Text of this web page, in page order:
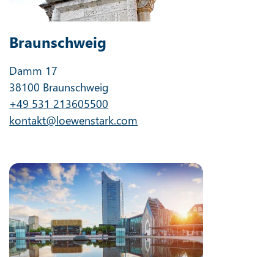
Braunschweig
Damm 17
38100 Braunschweig
+49 531 213605500
kontakt@loewenstark.com